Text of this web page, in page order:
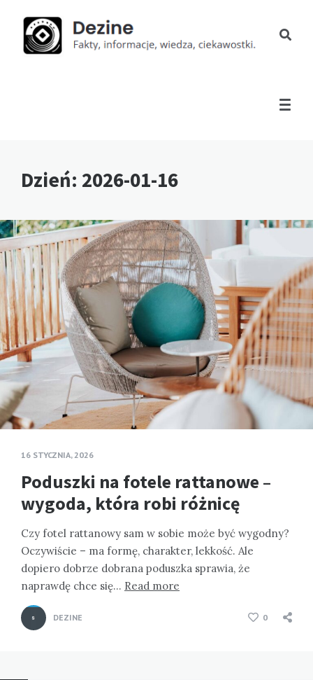
Dzień: 2026-01-16
16 STYCZNIA, 2026
Poduszki na fotele rattanowe –
wygoda, która robi różnicę
Czy fotel rattanowy sam w sobie może być wygodny?
Oczywiście – ma formę, charakter, lekkość. Ale
dopiero dobrze dobrana poduszka sprawia, że
naprawdę chce się… Read more
DEZINE 0